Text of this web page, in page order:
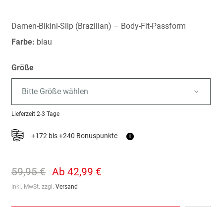
Damen-Bikini-Slip (Brazilian) – Body-Fit-Passform
Farbe: blau
Größe
Bitte Größe wählen
Lieferzeit 2-3 Tage
+172 bis +240 Bonuspunkte i
59,95 € Ab 42,99 €
inkl. MwSt. zzgl. Versand